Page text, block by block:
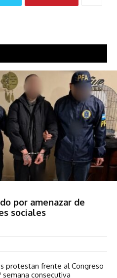
por amenazar de
sociales
protestan frente al Congreso
semana consecutiva